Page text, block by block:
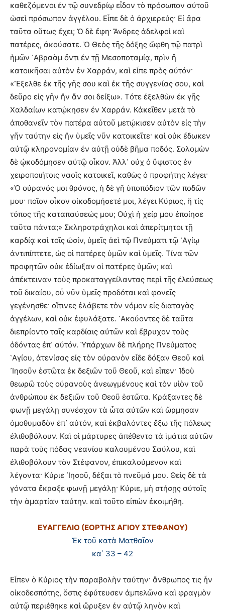
καθεζόμενοι ἐν τῷ συνεδρίῳ εἶδον τὸ πρόσωπον αὐτοῦ
ὡσεὶ πρόσωπον ἀγγέλου. Εἶπε δὲ ὁ ἀρχιερεύς· Εἰ ἄρα
ταῦτα οὕτως ἔχει; Ὁ δὲ ἔφη· Ἄνδρες ἀδελφοὶ καὶ
πατέρες, ἀκούσατε. Ὁ Θεὸς τῆς δόξης ὤφθη τῷ πατρὶ
ἡμῶν ᾿Αβραὰμ ὄντι ἐν τῇ Μεσοποταμίᾳ, πρὶν ἢ
κατοικῆσαι αὐτὸν ἐν Χαρράν, καὶ εἶπε πρὸς αὐτόν·
«Ἔξελθε ἐκ τῆς γῆς σου καὶ ἐκ τῆς συγγενίας σου, καὶ
δεῦρο εἰς γῆν ἣν ἄν σοι δείξω». Τότε ἐξελθὼν ἐκ γῆς
Χαλδαίων κατῴκησεν ἐν Χαρράν. Κἀκεῖθεν μετὰ τὸ
ἀποθανεῖν τὸν πατέρα αὐτοῦ μετῴκισεν αὐτὸν εἰς τὴν
γῆν ταύτην εἰς ἣν ὑμεῖς νῦν κατοικεῖτε· καὶ οὐκ ἔδωκεν
αὐτῷ κληρονομίαν ἐν αὐτῇ οὐδὲ βῆμα ποδός. Σολομὼν
δὲ ᾠκοδόμησεν αὐτῷ οἶκον. Ἀλλ᾿ οὐχ ὁ ὕψιστος ἐν
χειροποιήτοις ναοῖς κατοικεῖ, καθὼς ὁ προφήτης λέγει·
«Ὁ οὐρανός μοι θρόνος, ἡ δὲ γῆ ὑποπόδιον τῶν ποδῶν
μου· ποῖον οἶκον οἰκοδομήσετέ μοι, λέγει Κύριος, ἢ τίς
τόπος τῆς καταπαύσεώς μου; Οὐχὶ ἡ χείρ μου ἐποίησε
ταῦτα πάντα;» Σκληροτράχηλοι καὶ ἀπερίτμητοι τῇ
καρδίᾳ καὶ τοῖς ὠσίν, ὑμεῖς ἀεὶ τῷ Πνεύματι τῷ ῾Αγίῳ
ἀντιπίπτετε, ὡς οἱ πατέρες ὑμῶν καὶ ὑμεῖς. Τίνα τῶν
προφητῶν οὐκ ἐδίωξαν οἱ πατέρες ὑμῶν; καὶ
ἀπέκτειναν τοὺς προκαταγγείλαντας περὶ τῆς ἐλεύσεως
τοῦ δικαίου, οὗ νῦν ὑμεῖς προδόται καὶ φονεῖς
γεγένησθε· οἵτινες ἐλάβετε τὸν νόμον εἰς διαταγὰς
ἀγγέλων, καὶ οὐκ ἐφυλάξατε. ᾿Ακούοντες δὲ ταῦτα
διεπρίοντο ταῖς καρδίαις αὐτῶν καὶ ἔβρυχον τοὺς
ὀδόντας ἐπ᾿ αὐτόν. Ὑπάρχων δὲ πλήρης Πνεύματος
῾Αγίου, ἀτενίσας εἰς τὸν οὐρανὸν εἶδε δόξαν Θεοῦ καὶ
᾿Ιησοῦν ἑστῶτα ἐκ δεξιῶν τοῦ Θεοῦ, καὶ εἶπεν· Ἰδοὺ
θεωρῶ τοὺς οὐρανοὺς ἀνεωγμένους καὶ τὸν υἱὸν τοῦ
ἀνθρώπου ἐκ δεξιῶν τοῦ Θεοῦ ἑστῶτα. Κράξαντες δὲ
φωνῇ μεγάλῃ συνέσχον τὰ ὦτα αὐτῶν καὶ ὥρμησαν
ὁμοθυμαδὸν ἐπ᾿ αὐτόν, καὶ ἐκβαλόντες ἔξω τῆς πόλεως
ἐλιθοβόλουν. Καὶ οἱ μάρτυρες ἀπέθεντο τὰ ἱμάτια αὐτῶν
παρὰ τοὺς πόδας νεανίου καλουμένου Σαύλου, καὶ
ἐλιθοβόλουν τὸν Στέφανον, ἐπικαλούμενον καὶ
λέγοντα· Κύριε ᾿Ιησοῦ, δέξαι τὸ πνεῦμά μου. Θεὶς δὲ τὰ
γόνατα ἔκραξε φωνῇ μεγάλῃ· Κύριε, μὴ στήσῃς αὐτοῖς
τὴν ἁμαρτίαν ταύτην. καὶ τοῦτο εἰπὼν ἐκοιμήθη.
ΕΥΑΓΓΕΛΙΟ (ΕΟΡΤΗΣ ΑΓΙΟΥ ΣΤΕΦΑΝΟΥ)
Ἐκ τοῦ κατὰ Ματθαῖον
κα΄ 33 – 42
Εἶπεν ὁ Κύριος τὴν παραβολὴν ταύτην· ἄνθρωπος τις ἦν
οἰκοδεσπότης, ὅστις ἐφύτευσεν ἀμπελῶνα καὶ φραγμὸν
αὐτῷ περιέθηκε καὶ ὤρυξεν ἐν αὐτῷ ληνὸν καὶ